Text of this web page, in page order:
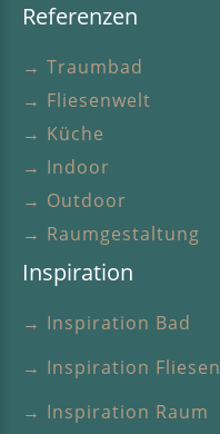
Referenzen
→ Traumbad
→ Fliesenwelt
→ Küche
→ Indoor
→ Outdoor
→ Raumgestaltung
Inspiration
→ Inspiration Bad
→ Inspiration Fliesen
→ Inspiration Raum